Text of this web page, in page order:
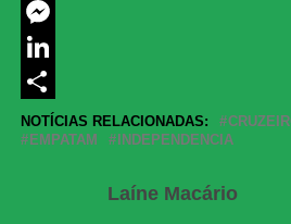
Twitter
Messenger
LinkedIn
Share
NOTÍCIAS RELACIONADAS:
EMPATAM
INDEPENDENCIA
Laíne Macário